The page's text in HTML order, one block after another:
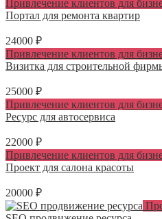
Привлечение клиентов для
Портал для ремонта квартир
24000 ₽
Привлечение клиентов для
Визитка для строительной
25000 ₽
Привлечение клиентов для
Ресурс для автосервиса
22000 ₽
Привлечение клиентов для
Проект для салона красоты
20000 ₽